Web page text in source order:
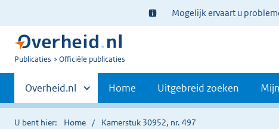
Ter
informatie:
Mogelijk ervaart u
U
Publicaties Officiële publicaties
Primaire
navigatie
Andere
sites
binnen
Overheid.nl Home Uitgebreid zoeken
U bent hier: Home Kamerstuk 30952, nr. 497